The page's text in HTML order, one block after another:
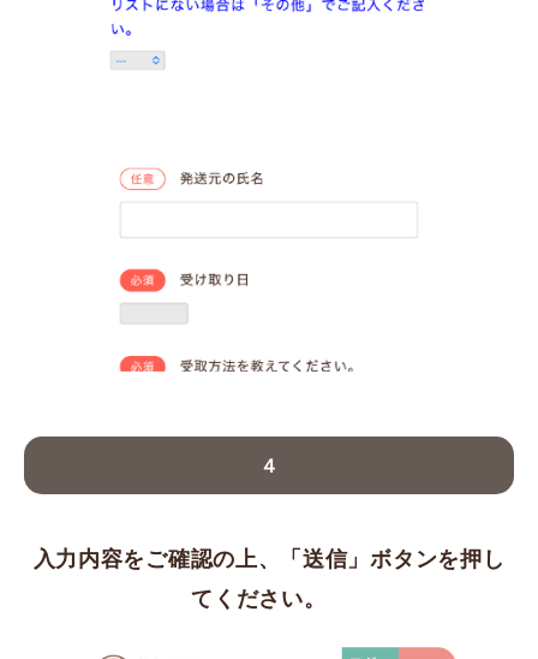
４
入力内容をご確認の上、「送信」ボタンを押し
てください。